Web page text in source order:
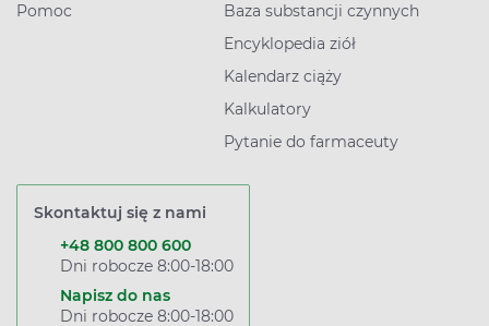
Pomoc
Baza substancji czynnych
Encyklopedia ziół
Kalendarz ciąży
Kalkulatory
Pytanie do farmaceuty
Skontaktuj się z nami
+48 800 800 600
Dni robocze 8:00-18:00
Napisz do nas
Dni robocze 8:00-18:00